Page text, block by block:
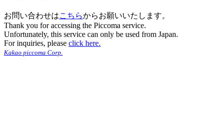
お問い合わせはこちらからお願いいたします。
Thank you for accessing the Piccoma service.
Unfortunately, this service can only be used from Japan.
For inquiries, please click here.
Kakao piccoma Corp.